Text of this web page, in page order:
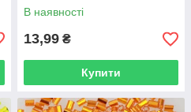
В наявності
13,99 ₴
Купити